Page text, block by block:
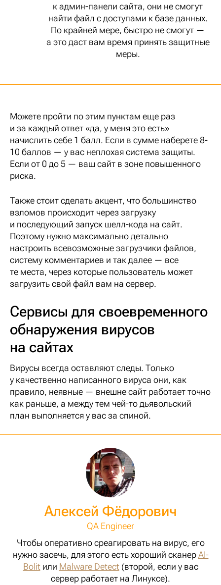
к админ-панели сайта, они не смогут
найти файл с доступами к базе данных.
По крайней мере, быстро не смогут —
а это даст вам время принять защитные
меры.
Можете пройти по этим пунктам еще раз
и за каждый ответ «да, у меня это есть»
начислить себе 1 балл. Если в сумме наберете 8-
10 баллов — у вас неплохая система защиты.
Если от 0 до 5 — ваш сайт в зоне повышенного
риска.
Также стоит сделать акцент, что большинство
взломов происходит через загрузку
и последующий запуск шелл-кода на сайт.
Поэтому нужно максимально детально
настроить всевозможные загрузчики файлов,
систему комментариев и так далее — все
те места, через которые пользователь может
загрузить свой файл вам на сервер.
Сервисы для своевременного
обнаружения вирусов
на сайтах
Вирусы всегда оставляют следы. Только
у качественно написанного вируса они, как
правило, неявные — внешне сайт работает точно
как раньше, а между тем чей-то дьявольский
план выполняется у вас за спиной.
Алексей Фёдорович
QA Engineer
Чтобы оперативно среагировать на вирус, его
нужно засечь, для этого есть хороший сканерAI-
Bolitили Malware Detect(второй, если у вас
сервер работает на Линуксе).